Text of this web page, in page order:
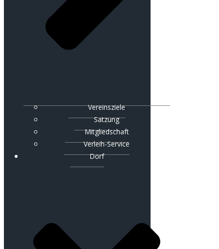
Vereinsziele
Satzung
Mitgliedschaft
Verleih-Service
Dorf